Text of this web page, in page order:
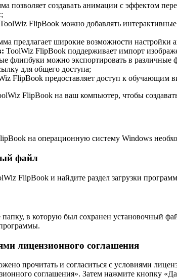
позволяет создавать анимации с эффектом
FlipBook можно добавлять
предлагает широкие возможности настройки
ToolWiz FlipBook поддерживает импорт
флипбуки можно экспортировать в
для общего доступа;
FlipBook предоставляет доступ к обучающим
FlipBook на ваш компьютер, чтобы
на операционную систему Windows
файл
FlipBook и найдите раздел загрузки
папку, в которую был сохранен
лицензионного соглашения
прочитать и согласиться с условиями
соглашения». Затем нажмите кнопку